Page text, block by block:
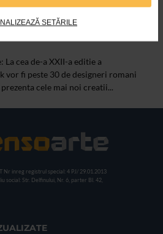
SETĂRILE
romani si straini
Week
cea de-a XXII-a editie a
vor fi peste 30 de designeri romani
cele mai noi creatii...
Nr inreg registrul special: 4 PJ/ 29.01.2013
social: Str. Delfinului, Nr. 6, parter Bl. 42,